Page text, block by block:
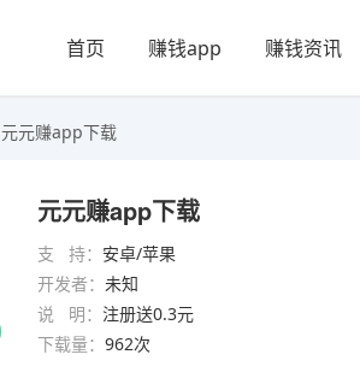
首页 赚钱app 赚钱资讯
元元赚app下载
元元赚app下载
支 持： 安卓/苹果
开发者： 未知
说 明： 注册送0.3元
下载量： 962次